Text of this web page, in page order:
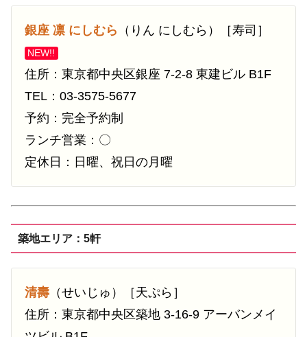
銀座 凛 にしむら （りん にしむら）［寿司］
NEW!!
住所：東京都中央区銀座 7-2-8 東建ビル B1F
TEL：03-3575-5677
予約：完全予約制
ランチ営業：〇
定休日：日曜、祝日の月曜
築地エリア：5軒
清壽 （せいじゅ）［天ぷら］
住所：東京都中央区築地 3-16-9 アーバンメイ